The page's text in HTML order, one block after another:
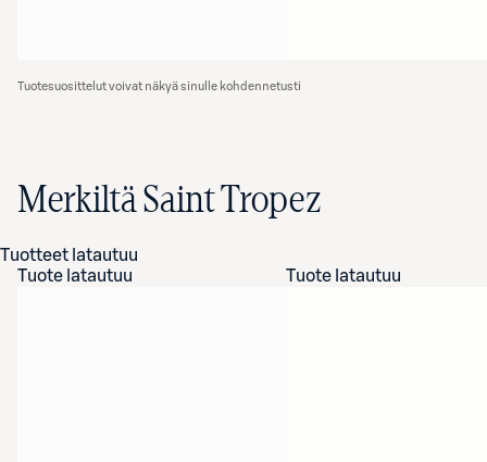
Tuotesuosittelut voivat näkyä sinulle kohdennetusti
Merkiltä Saint Tropez
Tuotteet latautuu
Tuote latautuu
Tuote latautuu